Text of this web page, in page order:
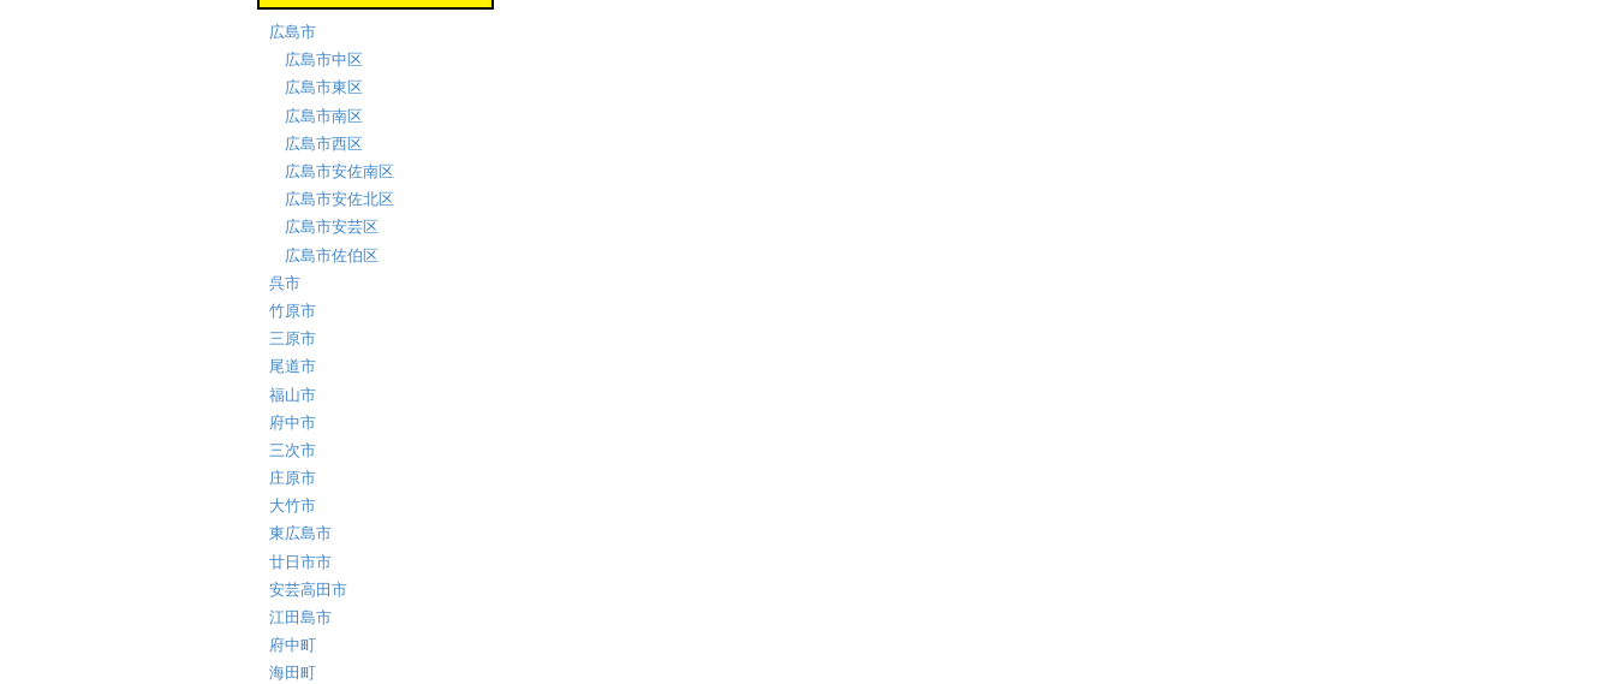
広島市
広島市中区
広島市東区
広島市南区
広島市西区
広島市安佐南区
広島市安佐北区
広島市安芸区
広島市佐伯区
呉市
竹原市
三原市
尾道市
福山市
府中市
三次市
庄原市
大竹市
東広島市
廿日市市
安芸高田市
江田島市
府中町
海田町